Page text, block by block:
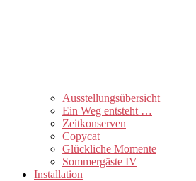
Ausstellungsübersicht
Ein Weg entsteht …
Zeitkonserven
Copycat
Glückliche Momente
Sommergäste IV
Installation